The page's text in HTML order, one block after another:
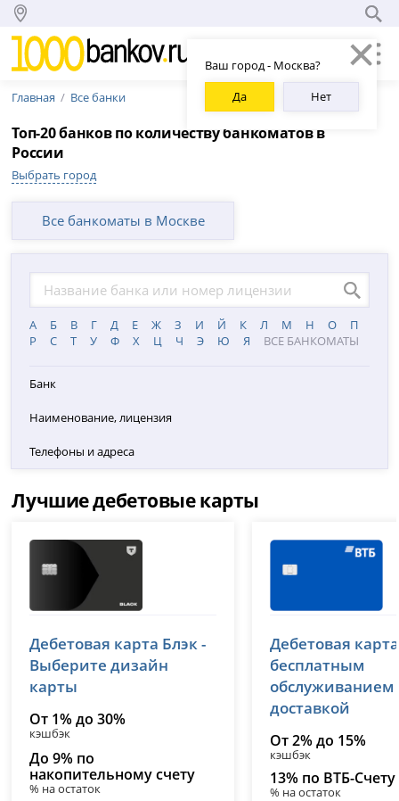
Ваш город - Москва?
Да
Нет
Главная Все банки
Топ-20 банков по количеству банкоматов в
России
Выбрать город
Все банкоматы в Москве
А Б В Г Д Е Ж З И Й К Л М Н О
П
Р
С Т У Ф Х Ц Ч Э Ю Я ВСЕ БАНКОМАТЫ
Банк
Наименование, лицензия
Телефоны и адреса
Лучшие дебетовые карты
лицензия № 2673
Дебетовая карта Блэк -
Выберите дизайн
карты
От 1% до 30%
кэшбэк
До 9% по
накопительному счету
% на остаток
лицензия № 1000
Дебетовая
бесплатным
обслуживанием
доставкой
От 2% до 15%
кэшбэк
13% по ВТБ-Счету
% на остаток